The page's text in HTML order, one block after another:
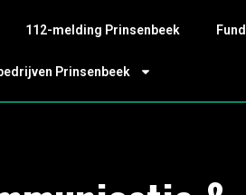
112-melding Prinsenbeek
Prinsenbeek